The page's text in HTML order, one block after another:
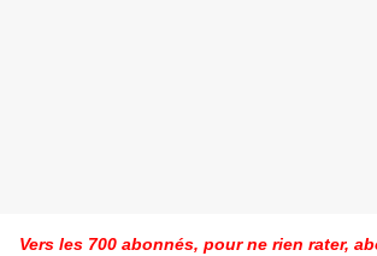
Vers les 700 abonnés, pour ne rien rater,